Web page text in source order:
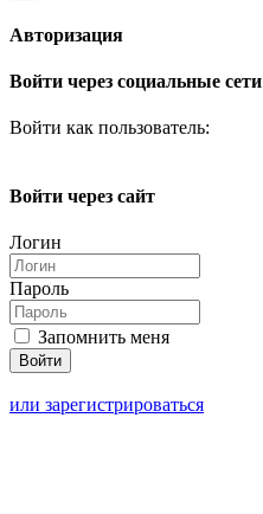
Авторизация
Войти через социальные сети
Войти как пользователь:
Войти через сайт
Логин
Пароль
Запомнить меня
или зарегистрироваться